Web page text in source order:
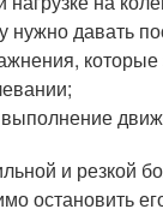
нужно давать
и резкой
остановить